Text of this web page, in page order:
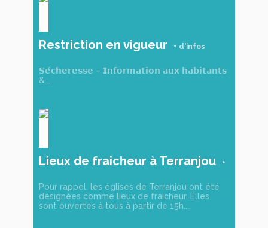
Restriction en vigueur
𝗦𝗲́𝗰𝗵𝗲𝗿𝗲𝘀𝘀𝗲 – 𝗜𝗻𝗳𝗼𝗿𝗺𝗮𝘁𝗶𝗼𝗻 𝗮𝘂𝘅 𝗵𝗮𝗯𝗶𝘁𝗮𝗻𝘁𝘀
&...
Lieux de fraicheur à Terranjou
Pour rappel, les églises de Terranjou ont été
désignées comme lieux de fraicheur. Elles
sont ouvertes à tous à partir de 15h....